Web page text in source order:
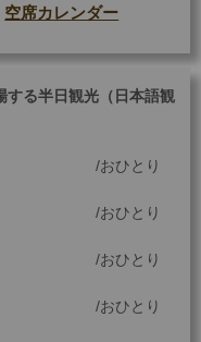
空席カレンダー
する半日観光（日本語観
おひとり
おひとり
おひとり
おひとり